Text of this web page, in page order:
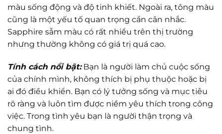
màu sống động và độ tinh khiết. Ngoài ra, tông màu
cũng là một yếu tố quan trọng cần cân nhắc.
Sapphire sẫm màu có rất nhiều trên thị trường
nhưng thường không có giá trị quá cao.
Tính cách nổi bật:Bạn là người làm chủ cuộc sống
của chính mình, không thích bị phụ thuộc hoặc bị
ai đó điều khiển. Bạn có lý tưởng sống và mục tiêu
rõ ràng và luôn tìm được niềm yêu thích trong công
việc. Trong tình yêu bạn là người thận trọng và
chung tình.